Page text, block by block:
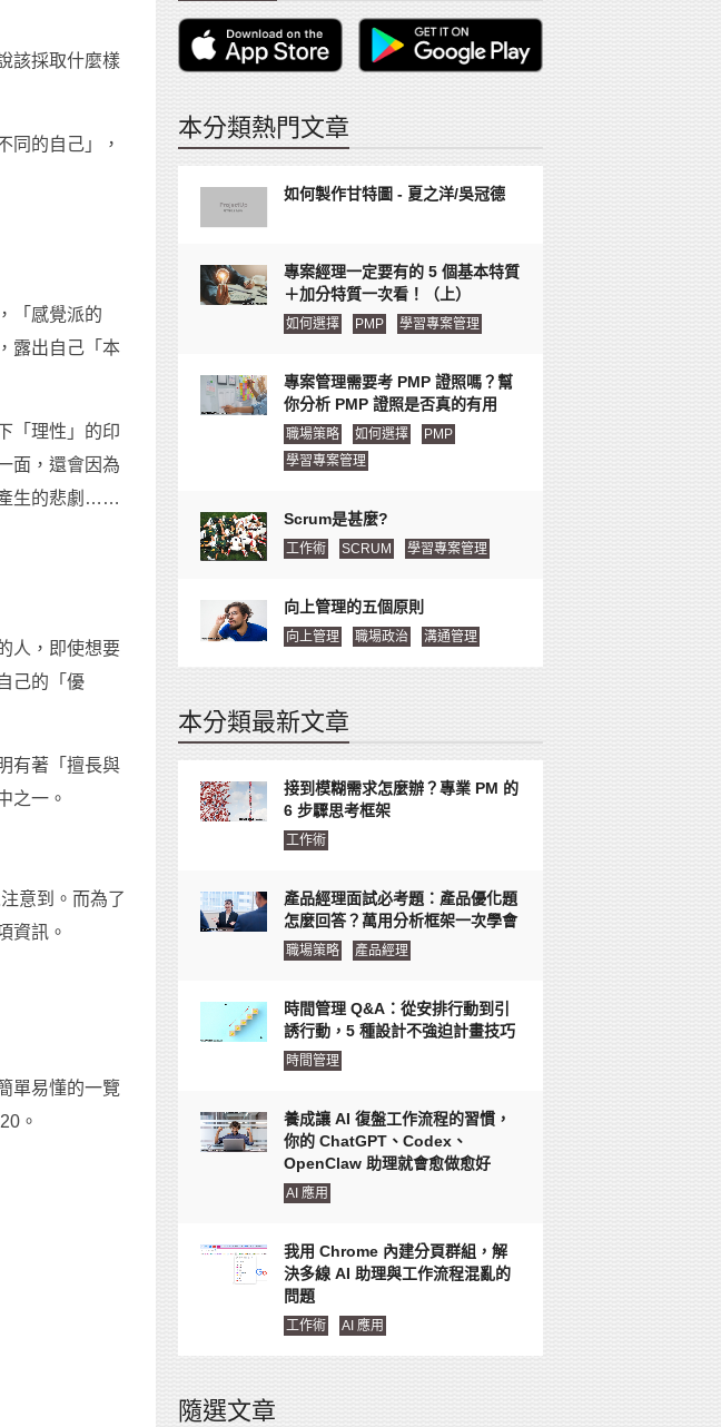
該採取什麼樣
同的自己」，
「感覺派的
露出自己「本
「理性」的印
面，還會因為
產生的悲劇……
人，即使想要
己的「優
有著「擅長與
之一。
意到。而為了
資訊。
單易懂的一覽
。
本分類熱門文章
如何製作甘特圖 - 夏之洋/吳冠德
專案經理一定要有的 5 個基本特質
＋加分特質一次看！（上）
如何選擇 PMP 學習專案管理
專案管理需要考 PMP 證照嗎？幫
你分析 PMP 證照是否真的有用
職場策略 如何選擇
PMP
學習專案管理
Scrum是甚麼?
工作術 SCRUM 學習專案管理
向上管理的五個原則
向上管理 職場政治 溝通管理
本分類最新文章
接到模糊需求怎麼辦？專業 PM 的
6 步驟思考框架
工作術
產品經理面試必考題：產品優化題
怎麼回答？萬用分析框架一次學會
職場策略 產品經理
時間管理 Q&A：從安排行動到引
誘行動，5 種設計不強迫計畫技巧
時間管理
養成讓 AI 復盤工作流程的習慣，
你的 ChatGPT、Codex、
OpenClaw 助理就會愈做愈好
AI 應用
我用 Chrome 內建分頁群組，解
決多線 AI 助理與工作流程混亂的
問題
工作術 AI 應用
隨選文章